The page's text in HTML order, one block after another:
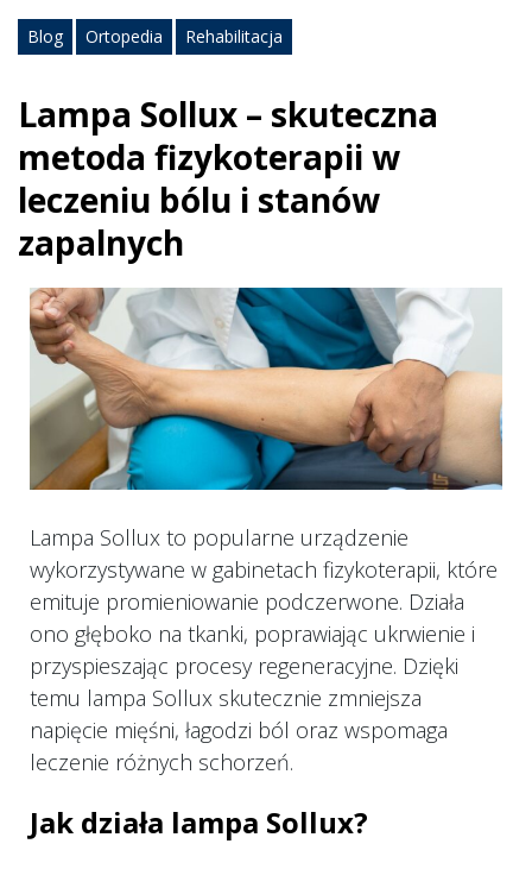
Blog Ortopedia Rehabilitacja
Lampa Sollux – skuteczna
metoda fizykoterapii w
leczeniu bólu i stanów
zapalnych
Lampa Sollux to popularne urządzenie
wykorzystywane w gabinetach fizykoterapii, które
emituje promieniowanie podczerwone. Działa
ono głęboko na tkanki, poprawiając ukrwienie i
przyspieszając procesy regeneracyjne. Dzięki
temu lampa Sollux skutecznie zmniejsza
napięcie mięśni, łagodzi ból oraz wspomaga
leczenie różnych schorzeń.
Jak działa lampa Sollux?